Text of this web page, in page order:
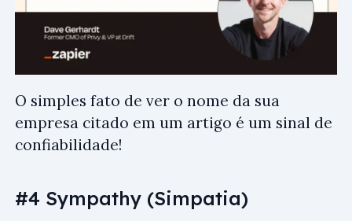
O simples fato de ver o nome da sua
empresa citado em um artigo é um sinal de
confiabilidade!
#4 Sympathy (Simpatia)